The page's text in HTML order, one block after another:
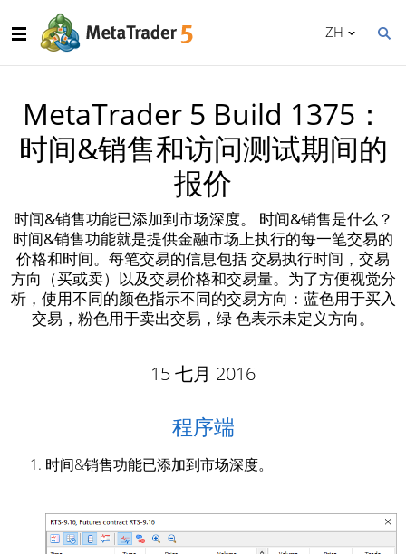
ZH
MetaTrader 5 Build 1375：
时间&销售和访问测试期间的
报价
时间&销售功能已添加到市场深度。 时间&销售是什么？
时间&销售功能就是提供金融市场上执行的每一笔交易的
价格和时间。每笔交易的信息包括 交易执行时间，交易
方向（买或卖）以及交易价格和交易量。为了方便视觉分
析，使用不同的颜色指示不同的交易方向：蓝色用于买入
交易，粉色用于卖出交易，绿 色表示未定义方向。
15 七月 2016
程序端
时间&销售功能已添加到市场深度。